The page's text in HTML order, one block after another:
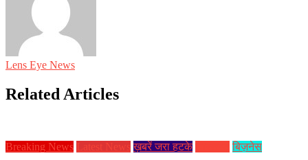
Lens Eye News
Related Articles
Breaking News Latest News ख़बरें जरा हटके बिज़नेस